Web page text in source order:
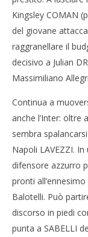
all’Inter
27/08/2015
Kingsley COMAN
del giovane
raggranellare il
decisivo a Julian
Massimiliano
Continua a
anche l’Inter: oltre
sembra
Napoli LAVEZZI.
difensore azzurro
pronti
Balotelli. Può
discorso in piedi
punta a SABELLI